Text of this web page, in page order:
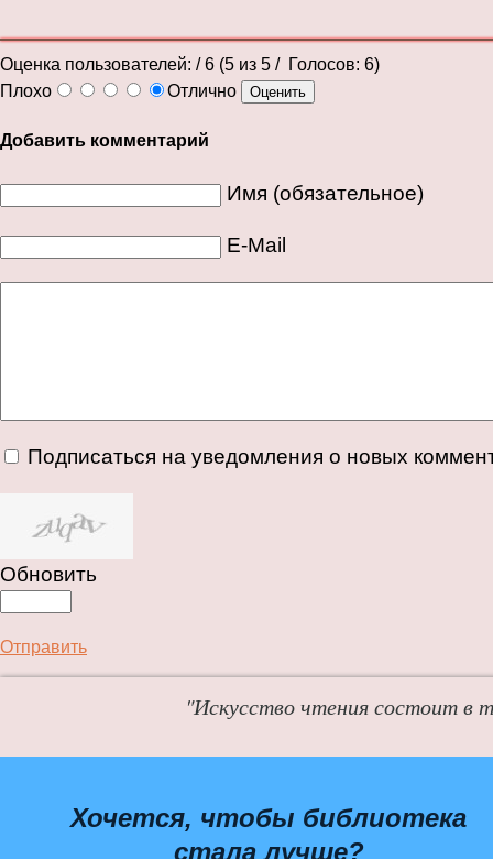
Оценка пользователей: / 6 (5 из 5 / Голосов: 6)
Плохо
Отлично
Добавить комментарий
Имя (обязательное)
E-Mail
Подписаться на уведомления о новых
Обновить
Отправить
"Искусство чтения состоит
Хочется, чтобы библиотека
стала лучше?